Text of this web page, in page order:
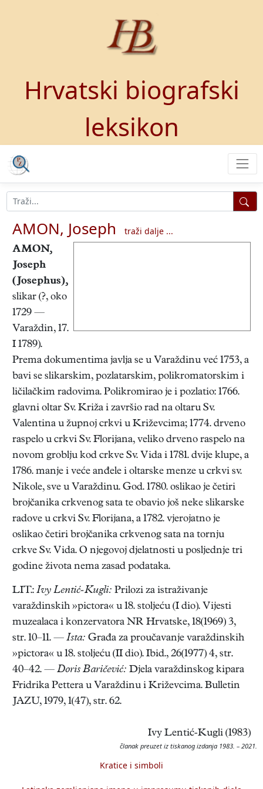
Hrvatski biografski
leksikon
AMON, Joseph
traži dalje ...
AMON,
Joseph
(Josephus),
slikar (?, oko
1729 —
Varaždin, 17.
I 1789).
Prema dokumentima javlja se u Varaždinu već 1753, a
bavi se slikarskim, pozlatarskim, polikromatorskim i
ličilačkim radovima. Polikromirao je i pozlatio: 1766.
glavni oltar Sv. Križa i završio rad na oltaru Sv.
Valentina u župnoj crkvi u Križevcima; 1774. drveno
raspelo u crkvi Sv. Florijana, veliko drveno raspelo na
novom groblju kod crkve Sv. Vida i 1781. dvije klupe, a
1786. manje i veće anđele i oltarske menze u crkvi sv.
Nikole, sve u Varaždinu. God. 1780. oslikao je četiri
brojčanika crkvenog sata te obavio još neke slikarske
radove u crkvi Sv. Florijana, a 1782. vjerojatno je
oslikao četiri brojčanika crkvenog sata na tornju
crkve Sv. Vida. O njegovoj djelatnosti u posljednje tri
godine života nema zasad podataka.
LIT.: Ivy Lentić-Kugli: Prilozi za istraživanje
varaždinskih »pictora« u 18. stoljeću (I dio). Vijesti
muzealaca i konzervatora NR Hrvatske, 18(1969) 3,
str. 10–11. — Ista: Građa za proučavanje varaždinskih
»pictora« u 18. stoljeću (II dio). Ibid., 26(1977) 4, str.
40–42. — Doris Baričević: Djela varaždinskog kipara
Fridrika Pettera u Varaždinu i Križevcima. Bulletin
JAZU, 1979, 1(47), str. 62.
Ivy Lentić-Kugli (1983)
članak preuzet iz tiskanog izdanja 1983. – 2021.
Kratice i simboli